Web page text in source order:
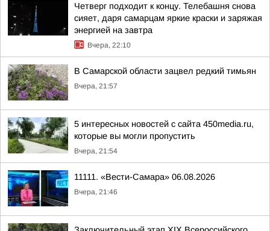
Четверг подходит к концу. Телебашня снова
сияет, даря самарцам яркие краски и заряжая
энергией на завтра
Вчера, 22:10
В Самарской области зацвел редкий тимьян
Вчера, 21:57
5 интересных новостей с сайта 450media.ru,
которые вы могли пропустить
Вчера, 21:54
11111. «Вести-Самара» 06.08.2026
Вчера, 21:46